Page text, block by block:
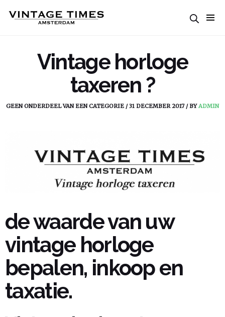
Vintage horloge
taxeren ?
GEEN ONDERDEEL VAN EEN CATEGORIE / 31 DECEMBER 2017/ BYADMIN
de waarde van uw
vintage horloge
bepalen, inkoop en
taxatie.